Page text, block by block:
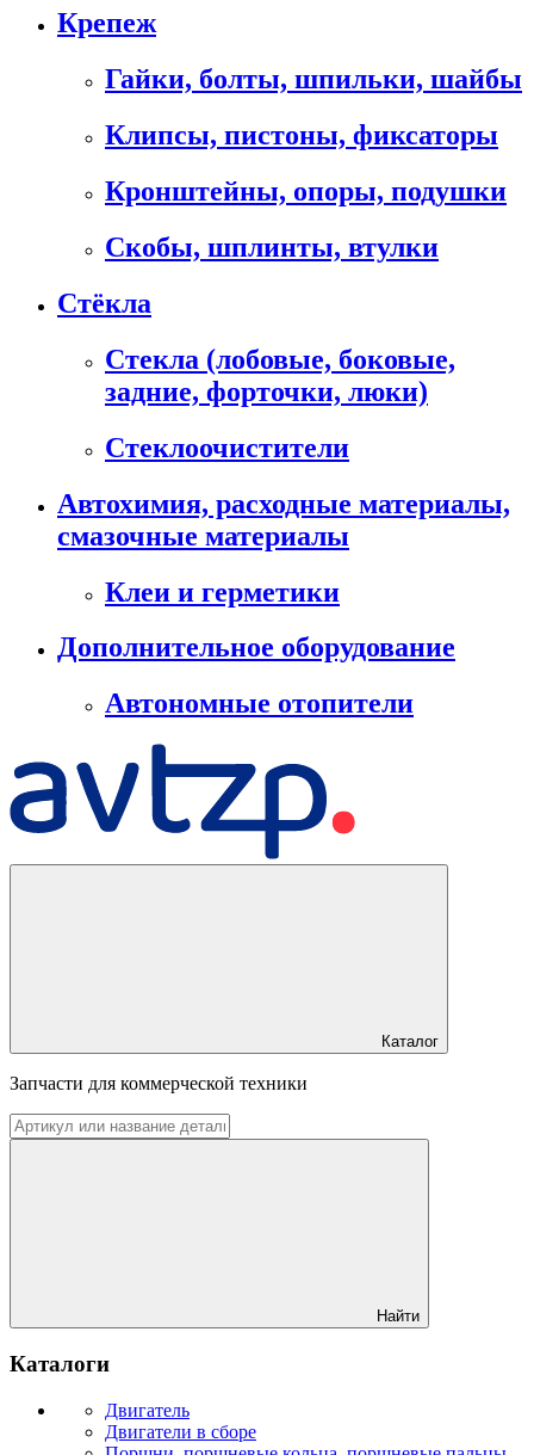
Крепеж
Гайки, болты, шпильки, шайбы
Клипсы, пистоны, фиксаторы
Кронштейны, опоры, подушки
Скобы, шплинты, втулки
Стёкла
Стекла (лобовые, боковые,
задние, форточки, люки)
Стеклоочистители
Автохимия, расходные материалы,
смазочные материалы
Клеи и герметики
Дополнительное оборудование
Автономные отопители
Каталог
Запчасти для коммерческой техники
Найти
Каталоги
Двигатель
Двигатели в сборе